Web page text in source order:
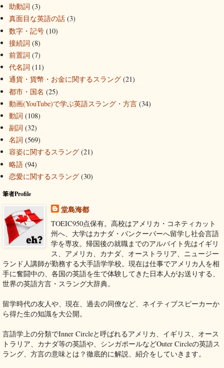
助動詞 (3)
真面目な英語の話 (3)
数字・記号 (10)
接続詞 (8)
前置詞 (7)
代名詞 (11)
通貨・貨幣・お金に関するスラング (21)
都市・国名 (25)
動画(YouTube)で学ぶ英語スラング・方言 (34)
動詞 (108)
副詞 (32)
名詞 (569)
容姿に関するスラング (21)
略語 (94)
恋愛に関するスラング (30)
筆者Profile
堂島海都
TOEIC950点保有。高校はアメリカ・コネティカット
州へ、大学はカナダ・バンクーバーへ留学し社会言語
学を専攻。帰国後の就職までのアルバイト先はイギリ
ス、アメリカ、カナダ、オーストラリア、ニュージー
ランド人講師が勤務する大手語学学校。現在は仕事でアメリカ人を相
手に奮闘中の、各国の英語を生で体験してきた日本人がお送りする、
世界の英語方言・スラング大辞典。
留学時代の友人や、現在、過去の同僚など、ネイティブスピーカーか
ら得た生の知識を大公開。
言語学上の分類でInner Circleと呼ばれるアメリカ、イギリス、オース
トラリア、カナダ等の英語や、シンガポールなどOuter Circleの英語ス
ラング、方言の意味とは？徹底的に解説、紹介をしていきます。